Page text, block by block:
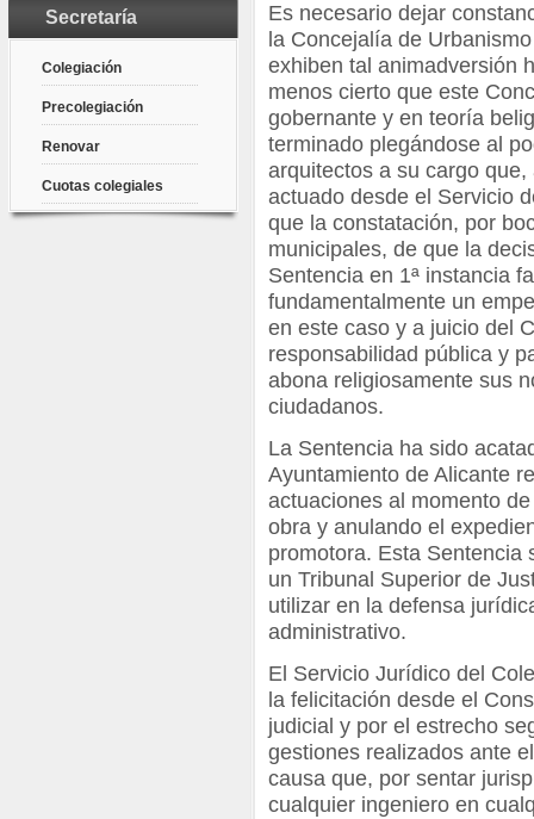
Secretaría
Colegiación
Precolegiación
Renovar
Cuotas colegiales
Es necesario dejar
la Concejalía de
exhiben tal animadversión
menos cierto que este
gobernante y en teoría
terminado plegándose al
arquitectos a su cargo
actuado desde el Servicio
que la constatación, por
municipales, de que la
Sentencia en 1ª instancia
fundamentalmente un
en este caso y a juicio del
responsabilidad pública y
abona religiosamente sus
ciudadanos.
La Sentencia ha sido
Ayuntamiento de Alicante
actuaciones al momento
obra y anulando el
promotora. Esta Sentencia
un Tribunal Superior de
utilizar en la defensa
administrativo.
El Servicio Jurídico del
la felicitación desde el
judicial y por el estrecho
gestiones realizados ante
causa que, por sentar
cualquier ingeniero en